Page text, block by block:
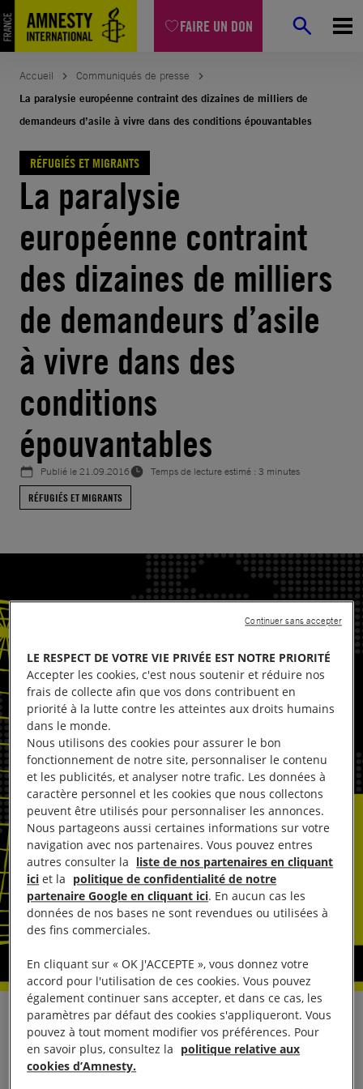
FAIRE UN DON
Aller
au
contenu
Accueil
Communiqués de presse
La paralysie européenne contraint des dizaines de milliers de
demandeurs d’asile à vivre dans des conditions épouvantables
RÉFUGIÉS ET MIGRANTS
La paralysie
européenne contraint
des dizaines de milliers
de demandeurs d’asile
à vivre dans des
conditions
épouvantables
Publié le21.09.2016
Temps de lecture estimé : 3 minutes
RÉFUGIÉS ET MIGRANTS
La paralysie européenne contraint des dizaines de
milliers de demandeurs d’asile à vivre dans des
conditions épouvantables Un an après les
LE RESPECT DE VOTRE VIE PRIVÉE EST NOTRE PRIORITÉ
Accepter les cookies, c'est nous soutenir et réduire nos
frais de collecte afin que vos dons contribuent en
priorité à la lutte contre les atteintes aux droits humains
dans le monde.
Nous utilisons des cookies pour assurer le bon
fonctionnement de notre site, personnaliser le contenu
et les publicités, et analyser notre trafic. Les données à
caractère personnel et les cookies que nous collectons
peuvent être utilisés pour personnaliser les annonces.
Nous partageons aussi certaines informations sur votre
navigation avec nos partenaires. Vous pouvez entres
autres consulter la liste de nos partenaires en cliquant
ici et la politique de confidentialité de notre
partenaire Google en cliquant ici. En aucun cas les
données de nos bases ne sont revendues ou utilisées à
des fins commerciales.
En cliquant sur « OK J'ACCEPTE », vous donnez votre
accord pour l'utilisation de ces cookies. Vous pouvez
également continuer sans accepter, et dans ce cas, les
paramètres par défaut des cookies s'appliqueront. Vous
pouvez à tout moment modifier vos préférences. Pour
en savoir plus, consultez la politique relative aux
cookies d’Amnesty.
Continuer sans accepter